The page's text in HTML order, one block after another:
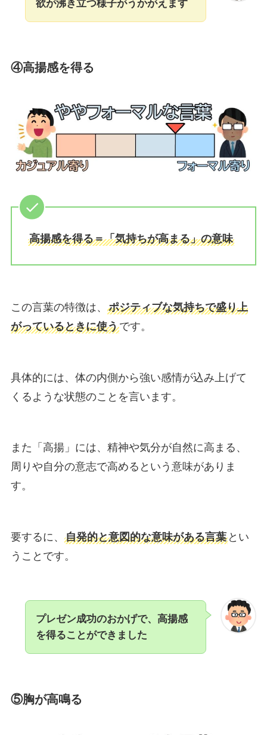
欲が沸き立つ様子がうかがえます
④高揚感を得る
高揚感を得る＝「気持ちが高まる」の意味
この言葉の特徴は、 ポジティブな気持ちで盛り上
がっているときに使うです。
具体的には、体の内側から強い感情が込み上げて
くるような状態のことを言います。
また「高揚」には、精神や気分が自然に高まる、
周りや自分の意志で高めるという意味がありま
す。
要するに、 自発的と意図的な意味がある言葉とい
うことです。
プレゼン成功のおかげで、高揚感
を得ることができました
⑤胸が高鳴る